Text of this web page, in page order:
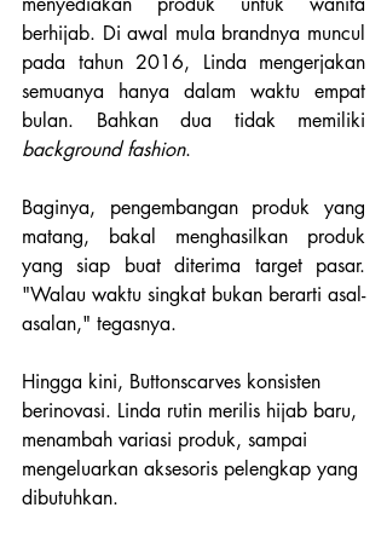
berhijab. Di awal mula brandnya muncul
pada tahun 2016, Linda mengerjakan
semuanya hanya dalam waktu empat
background fashion.
Baginya, pengembangan produk yang
matang, bakal menghasilkan produk
yang siap buat diterima target pasar.
"Walau waktu singkat bukan berarti asal-
asalan," tegasnya.
Hingga kini, Buttonscarves konsisten
berinovasi. Linda rutin merilis hijab baru,
menambah variasi produk, sampai
mengeluarkan aksesoris pelengkap yang
dibutuhkan.